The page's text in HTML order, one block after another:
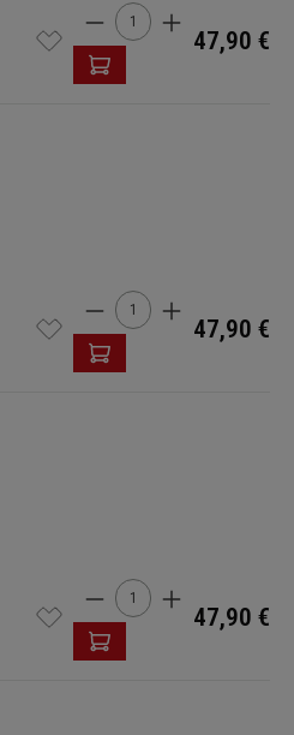
Quantité de
47,90 €
Quantité de
47,90 €
Quantité de
47,90 €